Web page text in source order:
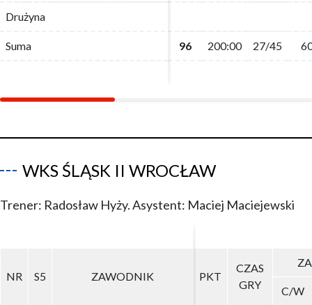
Drużyna
Suma 96 200:00 27/45
Drużyna
Suma 96 200:00 27/45
WKS ŚLĄSK II WROCŁAW
Trener: Radosław Hyży. Asystent: Maciej Maciejewski
NR S5 ZAWODNIK PKT
CZAS
GRY
C/W
NR S5 ZAWODNIK PKT
CZAS
GRY
C/W